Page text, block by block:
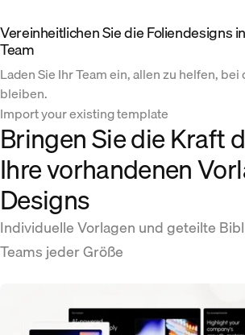
Vereinheitlichen Sie die Foliendesigns
Team
Laden Sie Ihr Team ein, allen zu helfen,
bleiben.
Import your existing template
Bringen Sie die Kraft
Ihre vorhandenen
Designs
Individuelle Vorlagen und geteilte
Teams jeder Größe